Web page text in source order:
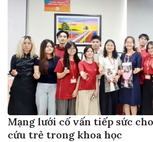
Mạng lưới cố vấn tiếp sức
cứu trẻ trong khoa học